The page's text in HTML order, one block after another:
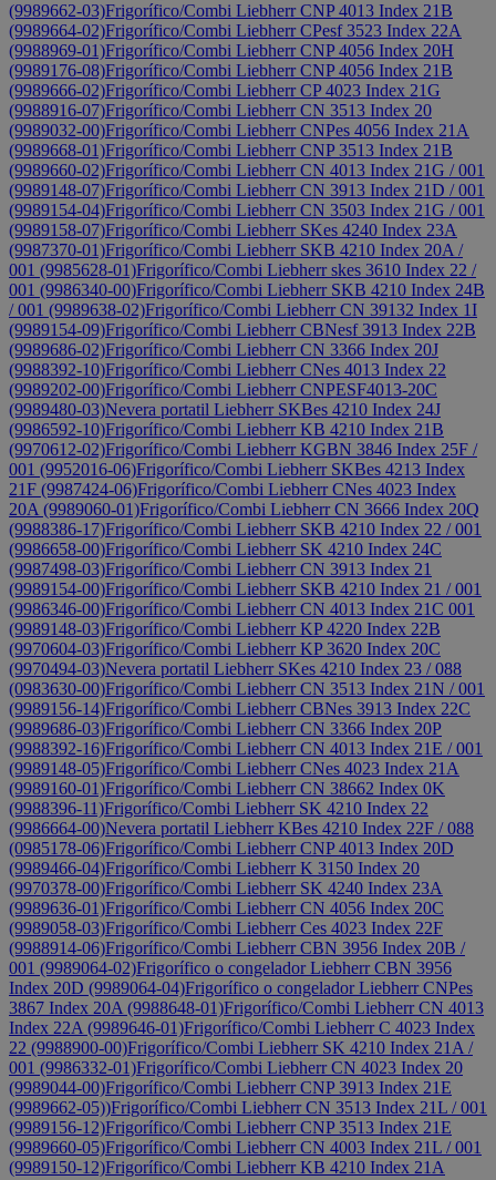
(9989662-03)Frigorífico/Combi Liebherr CNP 4013 Index 21B
(9989664-02)Frigorífico/Combi Liebherr CPesf 3523 Index 22A
(9988969-01)Frigorífico/Combi Liebherr CNP 4056 Index 20H
(9989176-08)Frigorífico/Combi Liebherr CNP 4056 Index 21B
(9989666-02)Frigorífico/Combi Liebherr CP 4023 Index 21G
(9988916-07)Frigorífico/Combi Liebherr CN 3513 Index 20
(9989032-00)Frigorífico/Combi Liebherr CNPes 4056 Index 21A
(9989668-01)Frigorífico/Combi Liebherr CNP 3513 Index 21B
(9989660-02)Frigorífico/Combi Liebherr CN 4013 Index 21G / 001
(9989148-07)Frigorífico/Combi Liebherr CN 3913 Index 21D / 001
(9989154-04)Frigorífico/Combi Liebherr CN 3503 Index 21G / 001
(9989158-07)Frigorífico/Combi Liebherr SKes 4240 Index 23A
(9987370-01)Frigorífico/Combi Liebherr SKB 4210 Index 20A /
001 (9985628-01)Frigorífico/Combi Liebherr skes 3610 Index 22 /
001 (9986340-00)Frigorífico/Combi Liebherr SKB 4210 Index 24B
/ 001 (9989638-02)Frigorífico/Combi Liebherr CN 39132 Index 1I
(9989154-09)Frigorífico/Combi Liebherr CBNesf 3913 Index 22B
(9989686-02)Frigorífico/Combi Liebherr CN 3366 Index 20J
(9988392-10)Frigorífico/Combi Liebherr CNes 4013 Index 22
(9989202-00)Frigorífico/Combi Liebherr CNPESF4013-20C
(9989480-03)Nevera portatil Liebherr SKBes 4210 Index 24J
(9986592-10)Frigorífico/Combi Liebherr KB 4210 Index 21B
(9970612-02)Frigorífico/Combi Liebherr KGBN 3846 Index 25F /
001 (9952016-06)Frigorífico/Combi Liebherr SKBes 4213 Index
21F (9987424-06)Frigorífico/Combi Liebherr CNes 4023 Index
20A (9989060-01)Frigorífico/Combi Liebherr CN 3666 Index 20Q
(9988386-17)Frigorífico/Combi Liebherr SKB 4210 Index 22 / 001
(9986658-00)Frigorífico/Combi Liebherr SK 4210 Index 24C
(9987498-03)Frigorífico/Combi Liebherr CN 3913 Index 21
(9989154-00)Frigorífico/Combi Liebherr SKB 4210 Index 21 / 001
(9986346-00)Frigorífico/Combi Liebherr CN 4013 Index 21C 001
(9989148-03)Frigorífico/Combi Liebherr KP 4220 Index 22B
(9970604-03)Frigorífico/Combi Liebherr KP 3620 Index 20C
(9970494-03)Nevera portatil Liebherr SKes 4210 Index 23 / 088
(0983630-00)Frigorífico/Combi Liebherr CN 3513 Index 21N / 001
(9989156-14)Frigorífico/Combi Liebherr CBNes 3913 Index 22C
(9989686-03)Frigorífico/Combi Liebherr CN 3366 Index 20P
(9988392-16)Frigorífico/Combi Liebherr CN 4013 Index 21E / 001
(9989148-05)Frigorífico/Combi Liebherr CNes 4023 Index 21A
(9989160-01)Frigorífico/Combi Liebherr CN 38662 Index 0K
(9988396-11)Frigorífico/Combi Liebherr SK 4210 Index 22
(9986664-00)Nevera portatil Liebherr KBes 4210 Index 22F / 088
(0985178-06)Frigorífico/Combi Liebherr CNP 4013 Index 20D
(9989466-04)Frigorífico/Combi Liebherr K 3150 Index 20
(9970378-00)Frigorífico/Combi Liebherr SK 4240 Index 23A
(9989636-01)Frigorífico/Combi Liebherr CN 4056 Index 20C
(9989058-03)Frigorífico/Combi Liebherr Ces 4023 Index 22F
(9988914-06)Frigorífico/Combi Liebherr CBN 3956 Index 20B /
001 (9989064-02)Frigorífico o congelador Liebherr CBN 3956
Index 20D (9989064-04)Frigorífico o congelador Liebherr CNPes
3867 Index 20A (9988648-01)Frigorífico/Combi Liebherr CN 4013
Index 22A (9989646-01)Frigorífico/Combi Liebherr C 4023 Index
22 (9988900-00)Frigorífico/Combi Liebherr SK 4210 Index 21A /
001 (9986332-01)Frigorífico/Combi Liebherr CN 4023 Index 20
(9989044-00)Frigorífico/Combi Liebherr CNP 3913 Index 21E
(9989662-05))Frigorífico/Combi Liebherr CN 3513 Index 21L / 001
(9989156-12)Frigorífico/Combi Liebherr CNP 3513 Index 21E
(9989660-05)Frigorífico/Combi Liebherr CN 4003 Index 21L / 001
(9989150-12)Frigorífico/Combi Liebherr KB 4210 Index 21A